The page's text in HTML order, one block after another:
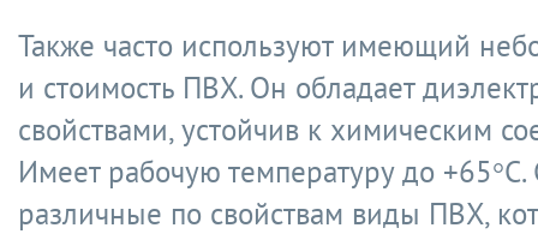
Также часто используют имеющий
и стоимость ПВХ. Он обладает
свойствами, устойчив к химическим
Имеет рабочую температуру до +65°С.
различные по свойствам виды ПВХ,